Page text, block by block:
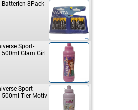
Batterien 8Pack
Sport-
Glam Girl
Sport-
500ml Tier Motiv